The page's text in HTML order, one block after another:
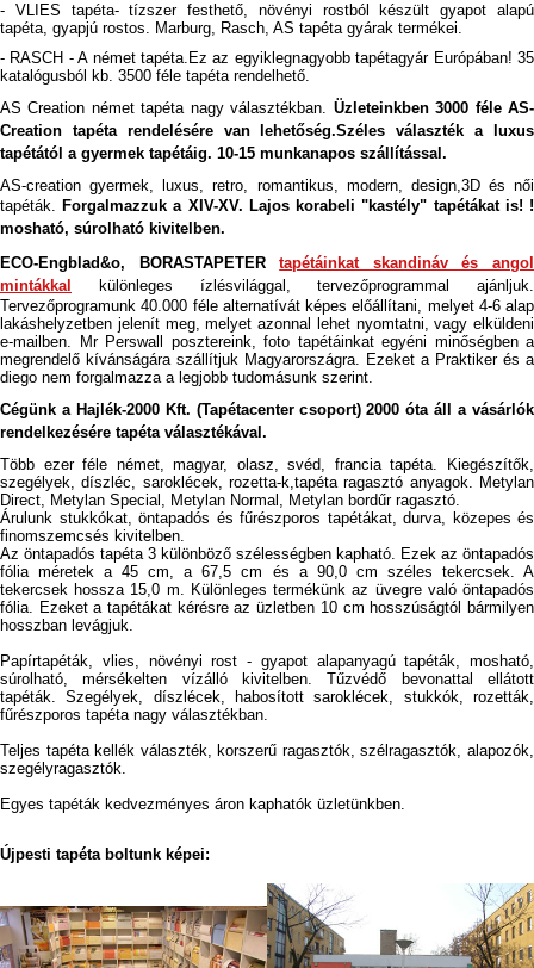
- VLIES tapéta- tízszer festhető, növényi rostból készült gyapot alapú
tapéta, gyapjú rostos. Marburg, Rasch, AS tapéta gyárak termékei.
- RASCH - A német tapéta.Ez az egyiklegnagyobb tapétagyár Európában! 35
katalógusból kb. 3500 féle tapéta rendelhető.
AS Creation német tapéta nagy választékban. Üzleteinkben 3000 féle AS-
Creation tapéta rendelésére van lehetőség.Széles választék a luxus
tapétától a gyermek tapétáig. 10-15 munkanapos szállítással.
AS-creation gyermek, luxus, retro, romantikus, modern, design,3D és női
tapéták. Forgalmazzuk a XIV-XV. Lajos korabeli "kastély" tapétákat is! !
mosható, súrolható kivitelben.
ECO-Engblad&o, BORASTAPETERtapétáinkat skandináv és angol
mintákkal
különleges ízlésvilággal, tervezőprogrammal ajánljuk.
Tervezőprogramunk 40.000 féle alternatívát képes előállítani, melyet 4-6 alap
lakáshelyzetben jelenít meg, melyet azonnal lehet nyomtatni, vagy elküldeni
e-mailben. Mr Perswall posztereink, foto tapétáinkat egyéni minőségben a
megrendelő kívánságára szállítjuk Magyarországra. Ezeket a Praktiker és a
diego nem forgalmazza a legjobb tudomásunk szerint.
Cégünk a Hajlék-2000 Kft. (Tapétacenter csoport) 2000 óta áll a vásárlók
rendelkezésére tapéta választékával.
Több ezer féle német, magyar, olasz, svéd, francia tapéta. Kiegészítők,
szegélyek, díszléc, saroklécek, rozetta-k,tapéta ragasztó anyagok. Metylan
Direct, Metylan Special, Metylan Normal, Metylan bordűr ragasztó.
Árulunk stukkókat, öntapadós és fűrészporos tapétákat, durva, közepes és
finomszemcsés kivitelben.
Az öntapadós tapéta 3 különböző szélességben kapható. Ezek az öntapadós
fólia méretek a 45 cm, a 67,5 cm és a 90,0 cm széles tekercsek. A
tekercsek hossza 15,0 m. Különleges termékünk az üvegre való öntapadós
fólia. Ezeket a tapétákat kérésre az üzletben 10 cm hosszúságtól bármilyen
hosszban levágjuk.
Papírtapéták, vlies, növényi rost - gyapot alapanyagú tapéták, mosható,
súrolható, mérsékelten vízálló kivitelben. Tűzvédő bevonattal ellátott
tapéták. Szegélyek, díszlécek, habosított saroklécek, stukkók, rozetták,
fűrészporos tapéta nagy választékban.
Teljes tapéta kellék választék, korszerű ragasztók, szélragasztók, alapozók,
szegélyragasztók.
Egyes tapéták kedvezményes áron kaphatók üzletünkben.
Újpesti tapéta boltunk képei: